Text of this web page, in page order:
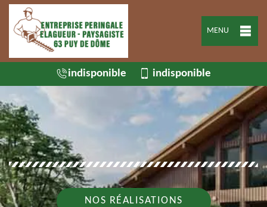
MENU
indisponible indisponible
NOS RÉALISATIONS